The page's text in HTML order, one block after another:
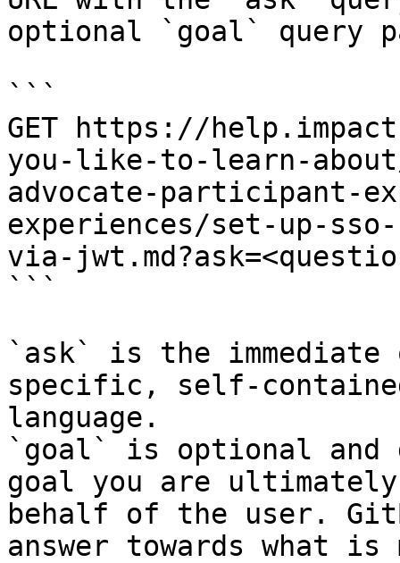
optional `goal` query
```
GET https://
you-like-to-learn-about/
advocate-participant-
experiences/set-up-
via-
```
`ask` is the
specific, self-
language.
`goal` is optional and
goal you are
behalf of the user.
answer towards what